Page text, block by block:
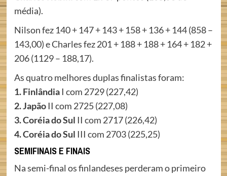
média).
Nilson fez 140 + 147 + 143 + 158 + 136 + 144 (858 –
143,00) e Charles fez 201 + 188 + 188 + 164 + 182 +
206 (1129 – 188,17).
As quatro melhores duplas finalistas foram:
1. FinlândiaI com 2729 (227,42)
2. JapãoII com 2725 (227,08)
3. Coréia do Sul II com 2717 (226,42)
4. Coréia do Sul III com 2703 (225,25)
SEMIFINAIS E FINAIS
Na semi-final os finlandeses perderam o primeiro